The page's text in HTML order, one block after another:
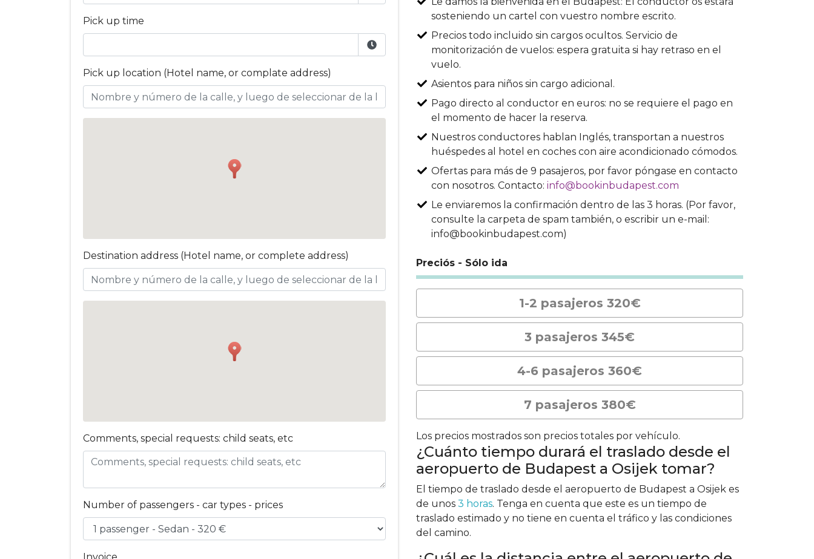
Pick up time
Pick up location (Hotel name, or complate address)
Destination address (Hotel name, or complete address)
Comments, special requests: child seats, etc
Number of passengers - car types - prices
sosteniendo un cartel con vuestro nombre escrito.
Precios todo incluido sin cargos ocultos. Servicio de
monitorización de vuelos: espera gratuita si hay retraso en el
vuelo.
Asientos para niños sin cargo adicional.
Pago directo al conductor en euros: no se requiere el pago en
el momento de hacer la reserva.
Nuestros conductores hablan Inglés, transportan a nuestros
huéspedes al hotel en coches con aire acondicionado cómodos.
Ofertas para más de 9 pasajeros, por favor póngase en contacto
con nosotros. Contacto: info@bookinbudapest.com
Le enviaremos la confirmación dentro de las 3 horas. (Por favor,
consulte la carpeta de spam también, o escribir un e-mail:
info@bookinbudapest.com)
Preciós - Sólo ida
1-2 pasajeros 320€
3 pasajeros 345€
4-6 pasajeros 360€
7 pasajeros 380€
Los precios mostrados son precios totales por vehículo.
¿Cuánto tiempo durará el traslado desde el
aeropuerto de Budapest a Osijek tomar?
El tiempo de traslado desde el aeropuerto de Budapest a Osijek es
de unos 3 horas. Tenga en cuenta que este es un tiempo de
traslado estimado y no tiene en cuenta el tráfico y las condiciones
del camino.